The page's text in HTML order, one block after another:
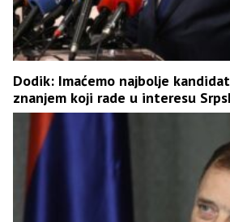
Dodik: Imaćemo najbolje
znanjem koji rade u interesu